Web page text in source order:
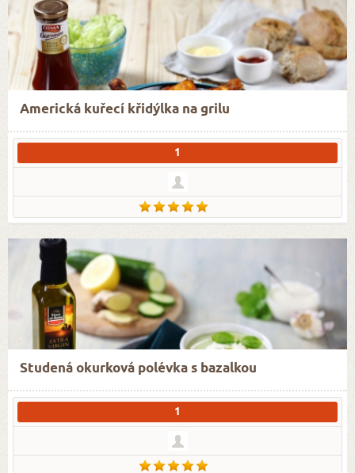
Americká kuřecí křidýlka na grilu
1
Studená okurková polévka s bazalkou
1